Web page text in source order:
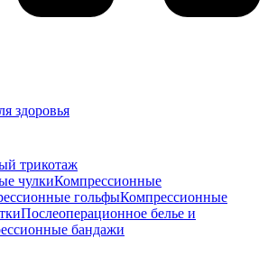
здоровья
трикотаж
чулкиКомпрессионные
гольфыКомпрессионные
Послеоперационное белье и
бандажи